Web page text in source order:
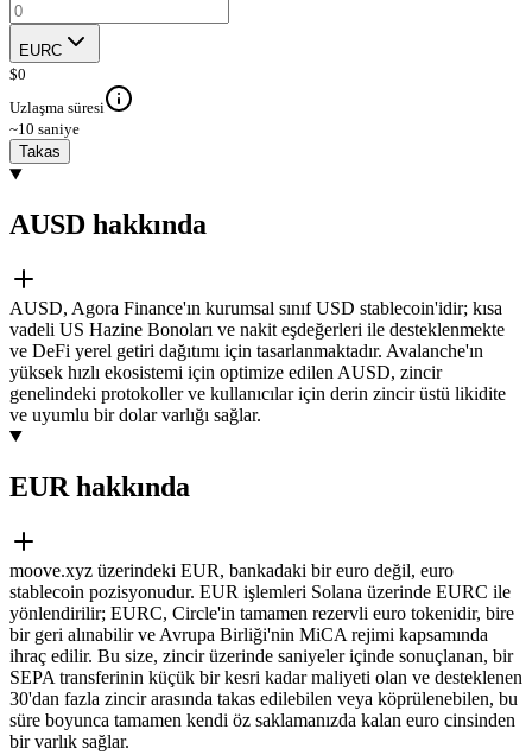
EURC
$0
Uzlaşma süresi
~10 saniye
Takas
AUSD hakkında
AUSD, Agora Finance'ın kurumsal sınıf USD stablecoin'idir; kısa
vadeli US Hazine Bonoları ve nakit eşdeğerleri ile desteklenmekte
ve DeFi yerel getiri dağıtımı için tasarlanmaktadır. Avalanche'ın
yüksek hızlı ekosistemi için optimize edilen AUSD, zincir
genelindeki protokoller ve kullanıcılar için derin zincir üstü likidite
ve uyumlu bir dolar varlığı sağlar.
EUR hakkında
moove.xyz üzerindeki EUR, bankadaki bir euro değil, euro
stablecoin pozisyonudur. EUR işlemleri Solana üzerinde EURC ile
yönlendirilir; EURC, Circle'in tamamen rezervli euro tokenidir, bire
bir geri alınabilir ve Avrupa Birliği'nin MiCA rejimi kapsamında
ihraç edilir. Bu size, zincir üzerinde saniyeler içinde sonuçlanan, bir
SEPA transferinin küçük bir kesri kadar maliyeti olan ve desteklenen
30'dan fazla zincir arasında takas edilebilen veya köprülenebilen, bu
süre boyunca tamamen kendi öz saklamanızda kalan euro cinsinden
bir varlık sağlar.